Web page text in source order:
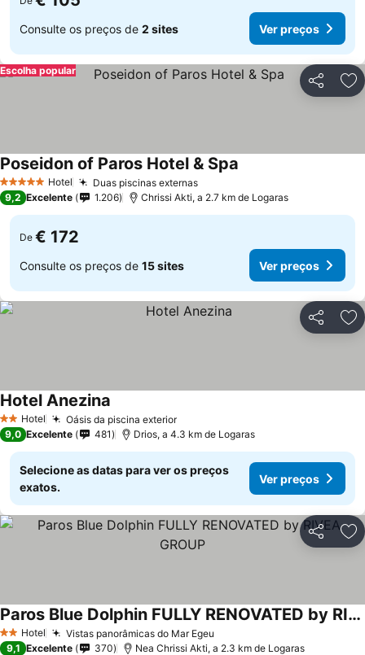
Consulte os preços de 2 sites Ver preços
Partilhar
Escolha popular
5 Estrelas Hotel Duas piscinas externas
Poseidon of Paros Hotel & Spa
9,2 Excelente 1.206 Chrissi Akti, a 2.7 km de Logaras
De € 172
Consulte os preços de 15 sites Ver preços
Partilhar
2 Estrelas
Hotel Oásis da piscina exterior
Hotel Anezina
9,0 Excelente 481 Drios, a 4.3 km de Logaras
Selecione as datas para ver os preços
exatos.
Ver preços
Partilhar
2 Estrelas
Hotel Vistas panorâmicas do Mar Egeu
Paros Blue Dolphin FULLY RENOVATED by RIVEA GROUP
9,1 Excelente 370 Nea Chrissi Akti, a 2.3 km de Logaras